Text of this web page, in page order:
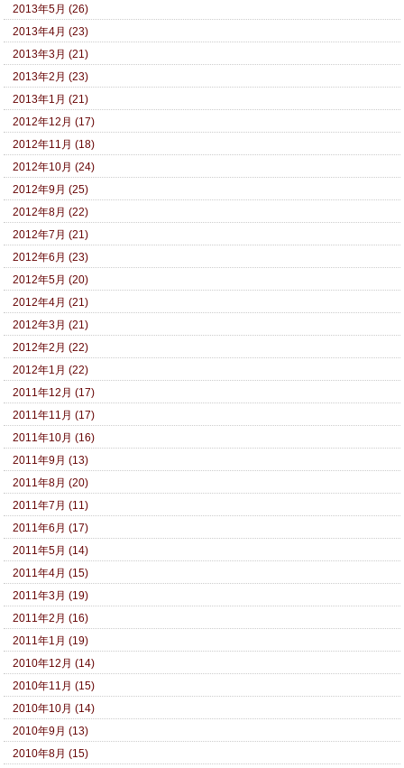
2013年5月 (26)
2013年4月 (23)
2013年3月 (21)
2013年2月 (23)
2013年1月 (21)
2012年12月 (17)
2012年11月 (18)
2012年10月 (24)
2012年9月 (25)
2012年8月 (22)
2012年7月 (21)
2012年6月 (23)
2012年5月 (20)
2012年4月 (21)
2012年3月 (21)
2012年2月 (22)
2012年1月 (22)
2011年12月 (17)
2011年11月 (17)
2011年10月 (16)
2011年9月 (13)
2011年8月 (20)
2011年7月 (11)
2011年6月 (17)
2011年5月 (14)
2011年4月 (15)
2011年3月 (19)
2011年2月 (16)
2011年1月 (19)
2010年12月 (14)
2010年11月 (15)
2010年10月 (14)
2010年9月 (13)
2010年8月 (15)